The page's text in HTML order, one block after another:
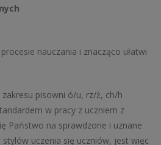
nauczania i znacząco ułatwi
pisowni ó/u, rz/ż, ch/h
w pracy z uczniem z
Państwo na sprawdzone i uznane
uczenia się uczniów, jest więc